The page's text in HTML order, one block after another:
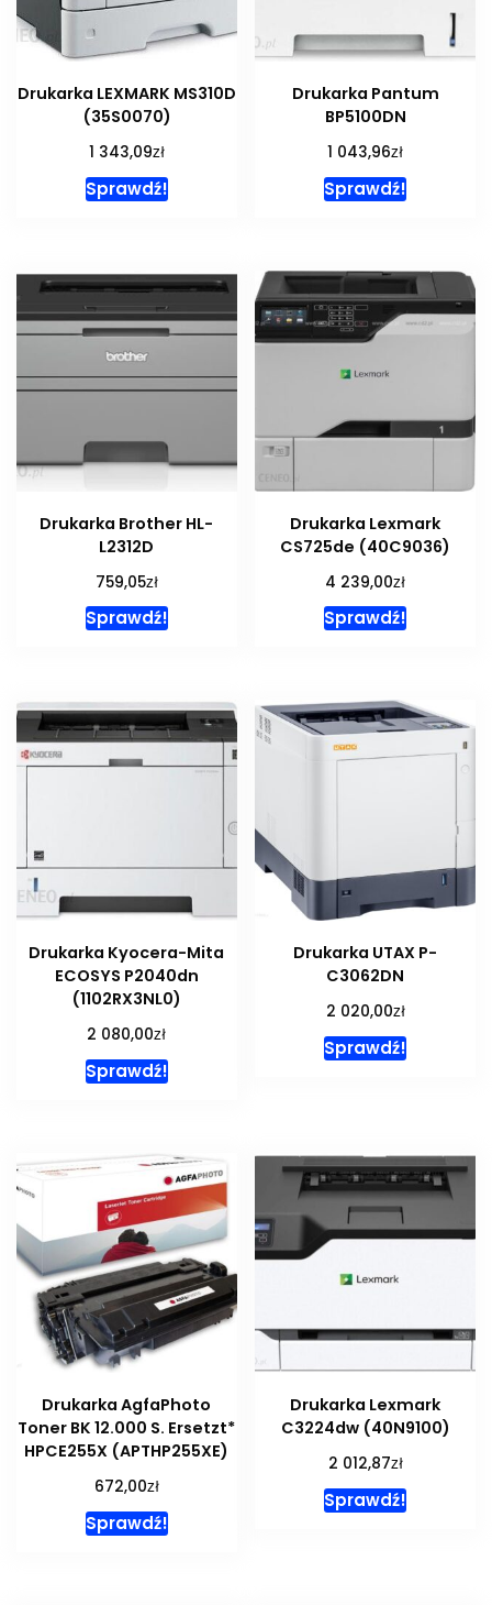
Drukarka LEXMARK MS310D
(35S0070)
1 343,09zł
Sprawdź!
Drukarka Pantum
BP5100DN
1 043,96zł
Sprawdź!
Drukarka Brother HL-
L2312D
759,05zł
Sprawdź!
Drukarka Lexmark
CS725de (40C9036)
4 239,00zł
Sprawdź!
Drukarka Kyocera-Mita
ECOSYS P2040dn
(1102RX3NL0)
2 080,00zł
Sprawdź!
Drukarka UTAX P-
C3062DN
2 020,00zł
Sprawdź!
Drukarka AgfaPhoto
Toner BK 12.000 S. Ersetzt*
HPCE255X (APTHP255XE)
672,00zł
Sprawdź!
Drukarka Lexmark
C3224dw (40N9100)
2 012,87zł
Sprawdź!